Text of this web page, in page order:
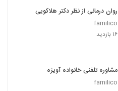
روان درمانی از نظر دکتر هلاکویی
familico
۱۶ بازدید
مشاوره تلفنی خانواده آویژه
familico